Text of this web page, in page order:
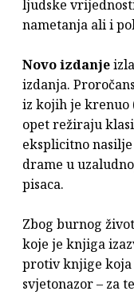
ljudske
nametanja ali i
Novo izdanje
izdanja.
iz kojih je krenuo
opet režiraju
eksplicitno
drame u
pisaca.
Zbog burnog
koje je knjiga
protiv knjige koja
svjetonazor – za